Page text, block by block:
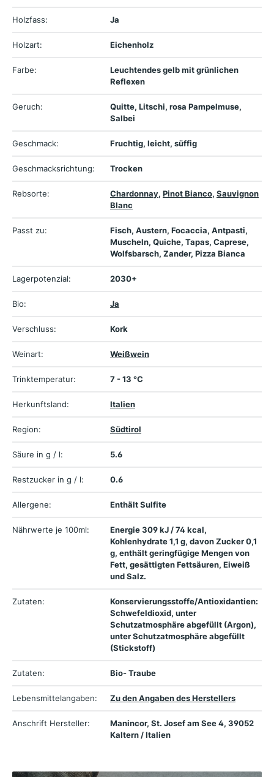
Holzfass: Ja
Holzart: Eichenholz
Farbe:
Leuchtendes gelb mit grünlichen
Reflexen
Geruch:
Quitte, Litschi, rosa Pampelmuse,
Salbei
Geschmack: Fruchtig, leicht, süffig
Geschmacksrichtung: Trocken
Rebsorte: Chardonnay, Pinot Bianco, Sauvignon
Blanc
Passt zu:
Fisch, Austern, Focaccia, Antpasti,
Muscheln, Quiche, Tapas, Caprese,
Wolfsbarsch, Zander, Pizza Bianca
Lagerpotenzial: 2030+
Bio: Ja
Verschluss: Kork
Weinart: Weißwein
Trinktemperatur: 7 - 13 °C
Herkunftsland: Italien
Region: Südtirol
Säure in g / l: 5.6
Restzucker in g / l: 0.6
Allergene: Enthält Sulfite
Nährwerte je 100ml:
Energie 309 kJ / 74 kcal,
Kohlenhydrate 1,1 g, davon Zucker 0,1
g, enthält geringfügige Mengen von
Fett, gesättigten Fettsäuren, Eiweiß
und Salz.
Zutaten:
Konservierungsstoffe/Antioxidantien:
Schwefeldioxid, unter
Schutzatmosphäre abgefüllt (Argon),
unter Schutzatmosphäre abgefüllt
(Stickstoff)
Zutaten: Bio- Traube
Lebensmittelangaben: Zu den Angaben des Herstellers
Anschrift Hersteller:
Manincor, St. Josef am See 4, 39052
Kaltern / Italien